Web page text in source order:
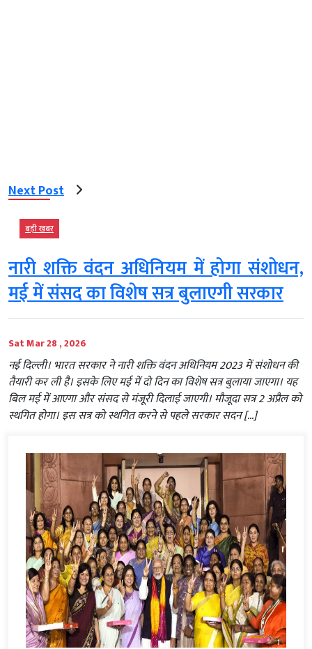
Next Post
बड़ी खबर
नारी शक्ति वंदन अधिनियम में होगा संशोधन,
मई में संसद का विशेष सत्र बुलाएगी सरकार
Sat Mar 28 , 2026
नई दिल्ली। भारत सरकार ने नारी शक्ति वंदन अधिनियम 2023 में संशोधन की
तैयारी कर ली है। इसके लिए मई में दो दिन का विशेष सत्र बुलाया जाएगा। यह
बिल मई में आएगा और संसद से मंजूरी दिलाई जाएगी। मौजूदा सत्र 2 अप्रैल को
स्थगित होगा। इस सत्र को स्थगित करने से पहले सरकार सदन […]